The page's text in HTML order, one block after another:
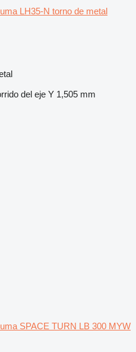
LH35-N torno de metal
del eje Y 1,505 mm
SPACE TURN LB 300 MYW